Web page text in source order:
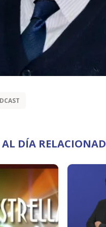
DÍA